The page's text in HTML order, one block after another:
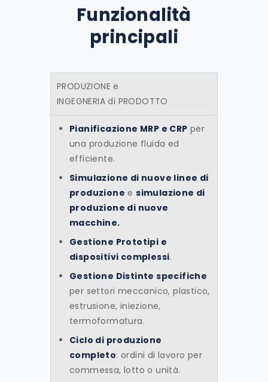
Funzionalità
principali
PRODUZIONE e
INGEGNERIA di PRODOTTO
Pianificazione MRP e CRP per
una produzione fluida ed
efficiente.
Simulazione di nuove linee di
produzione esimulazione di
produzione di nuove
macchine.
Gestione Prototipi e
dispositivi complessi.
Gestione Distinte specifiche
per settori meccanico, plastico,
estrusione, iniezione,
termoformatura.
Ciclo di produzione
completo: ordini di lavoro per
commessa, lotto o unità.